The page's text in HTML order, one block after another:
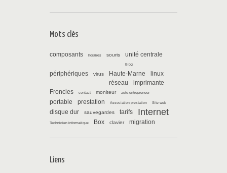
Mots clés
composants horaires souris unité centrale
Blog
périphériques virus Haute-Marne
linux
réseau
imprimante
Froncles
contact moniteur auto-entrepreneur
portable prestation Association prestation Site web
disque dur sauvegardes tarifs Internet
Technicien informatique Box clavier migration
Liens